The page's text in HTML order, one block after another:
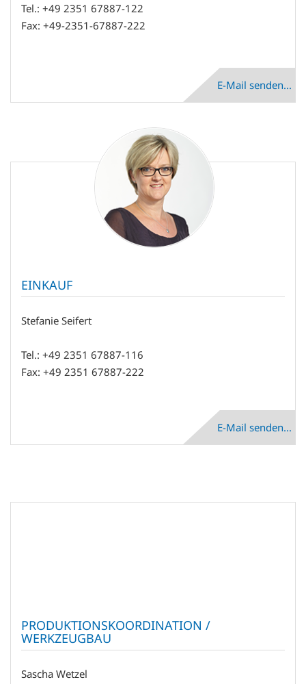
Tel.: +49 2351 67887-122
Fax: +49-2351-67887-222
E-Mail senden...
EINKAUF
Stefanie Seifert
Tel.: +49 2351 67887-116
Fax: +49 2351 67887-222
E-Mail senden...
PRODUKTIONSKOORDINATION /
WERKZEUGBAU
Sascha Wetzel